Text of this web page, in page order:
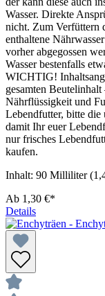
Wasser. Direkte
nicht. Zum Verfüttern
enthaltene
vorher abgegossen
Wasser bestenfalls
WICHTIG!
gesamten
Nährflüssigkeit und
Lebendfutter, bitte die
damit Ihr euer
nur frisches
kaufen.
Inhalt: 90 Milliliter
Ab 1,30 €*
Details